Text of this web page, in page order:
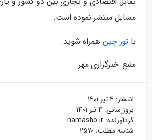
مسایل منتشر نموده است.
با تور چین همراه شوید.
منبع: خبرگزاری مهر
انتشار: 4 تیر 1401
بروزرسانی: 4 تیر 1401
گردآورنده: namasho.ir
شناسه مطلب: 2570